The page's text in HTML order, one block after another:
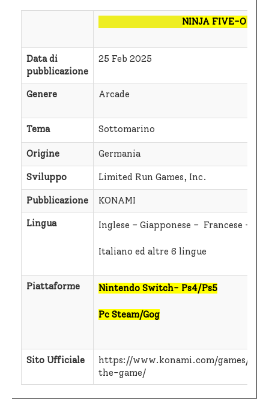
NINJA FIVE-O
Data di
pubblicazione
25 Feb 2025
Genere Arcade
Tema Sottomarino
Origine Germania
Sviluppo Limited Run Games, Inc.
Pubblicazione KONAMI
Lingua Inglese – Giapponese – Francese -
Italiano ed altre 6 lingue
Piattaforme Nintendo Switch- Ps4/Ps5
Pc Steam/Gog
Sito Ufficiale
https://www.konami.com/games/
the-game/